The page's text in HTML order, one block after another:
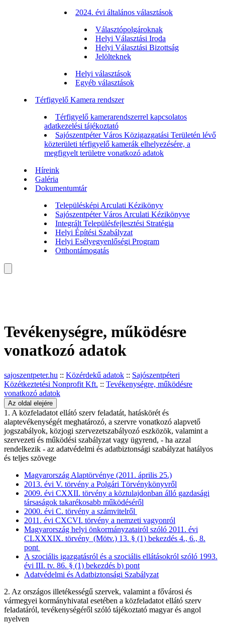
2024. évi általános választások
Választópolgároknak
Helyi Választási Iroda
Helyi Választási Bizottság
Jelölteknek
Helyi választások
Egyéb választások
Térfigyelő Kamera rendszer
Térfigyelő kamerarendszerrel kapcsolatos
adatkezelési tájékoztató
Sajószentpéter Város Közigazgatási Területén lévő
közterületi térfigyelő kamerák elhelyezésére, a
megfigyelt területre vonatkozó adatok
Híreink
Galéria
Dokumentumtár
Településképi Arculati Kézikönyv
Sajószentpéter Város Arculati Kézikönyve
Integrált Településfejlesztési Stratégia
Helyi Építési Szabályzat
Helyi Esélyegyenlőségi Program
Otthontámogatás
Tevékenységre, működésre
vonatkozó adatok
sajoszentpeter.hu :: Közérdekű adatok :: Sajószentpéteri
Közétkeztetési Nonprofit Kft. :: Tevékenységre, működésre
vonatkozó adatok
Az oldal elejére
1. A közfeladatot ellátó szerv feladatát, hatáskörét és
alaptevékenységét meghatározó, a szervre vonatkozó alapvető
jogszabályok, közjogi szervezetszabályozó eszközök, valamint a
szervezeti és működési szabályzat vagy ügyrend, - ha azzal
rendelkezik - az adatvédelmi és adatbiztonsági szabályzat hatályos
és teljes szövege
Magyarország Alaptörvénye (2011. április 25.)
2013. évi V. törvény a Polgári Törvénykönyvről
2009. évi CXXII. törvény a köztulajdonban álló gazdasági
társaságok takarékosabb működéséről
2000. évi C. törvény a számvitelről
2011. évi CXCVI. törvény a nemzeti vagyonról
Magyarország helyi önkormányzatairól szóló 2011. évi
CLXXXIX. törvény (Mötv.) 13. § (1) bekezdés 4., 6., 8.
pont
A szociális igazgatásról és a szociális ellátásokról szóló 1993.
évi III. tv. 86. § (1) bekezdés b) pont
Adatvédelmi és Adatbiztonsági Szabályzat
2. Az országos illetékességű szervek, valamint a fővárosi és
vármegyei kormányhivatal esetében a közfeladatot ellátó szerv
feladatáról, tevékenységéről szóló tájékoztató magyar és angol
nyelven